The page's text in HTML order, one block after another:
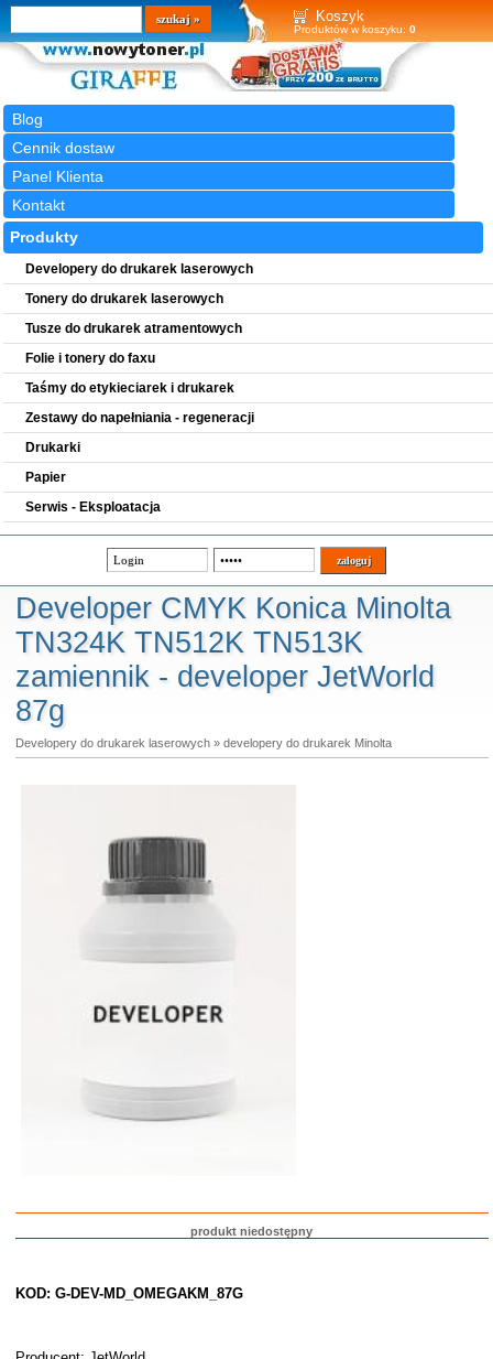
Koszyk
Produktów w koszyku: 0
Blog
Cennik dostaw
Panel Klienta
Kontakt
Wyszukiwarka
szukaj
Produkty
Developery do drukarek laserowych
Tonery do drukarek laserowych
Tusze do drukarek atramentowych
Folie i tonery do faxu
Taśmy do etykieciarek i drukarek
Zestawy do napełniania - regeneracji
Drukarki
Papier
Serwis - Eksploatacja
Developer CMYK Konica Minolta
TN324K TN512K TN513K
zamiennik - developer JetWorld
87g
Developery do drukarek laserowych» developery do drukarek Minolta
produkt niedostępny
KOD: G-DEV-MD_OMEGAKM_87G